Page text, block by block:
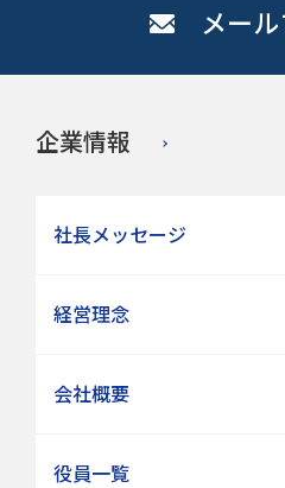
メー
企業情報
社長メッセージ
経営理念
会社概要
役員一覧